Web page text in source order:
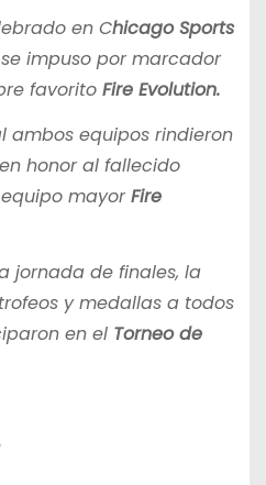
en Chicago Sports
impuso por marcador
favorito Fire Evolution.
ambos equipos rindieron
honor al fallecido
mayorFire
jornada de finales, la
y medallas a todos
en el Torneo de